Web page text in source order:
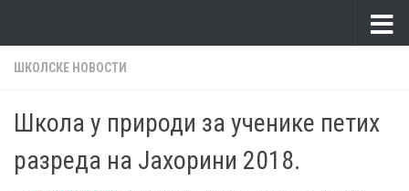
ШКОЛСКЕ НОВОСТИ
Школа у природи за ученике петих
разреда на Јахорини 2018.